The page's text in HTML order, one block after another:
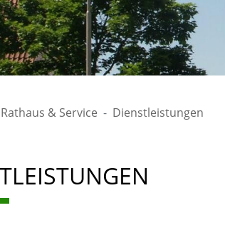
Rathaus & Service Dienstleistungen